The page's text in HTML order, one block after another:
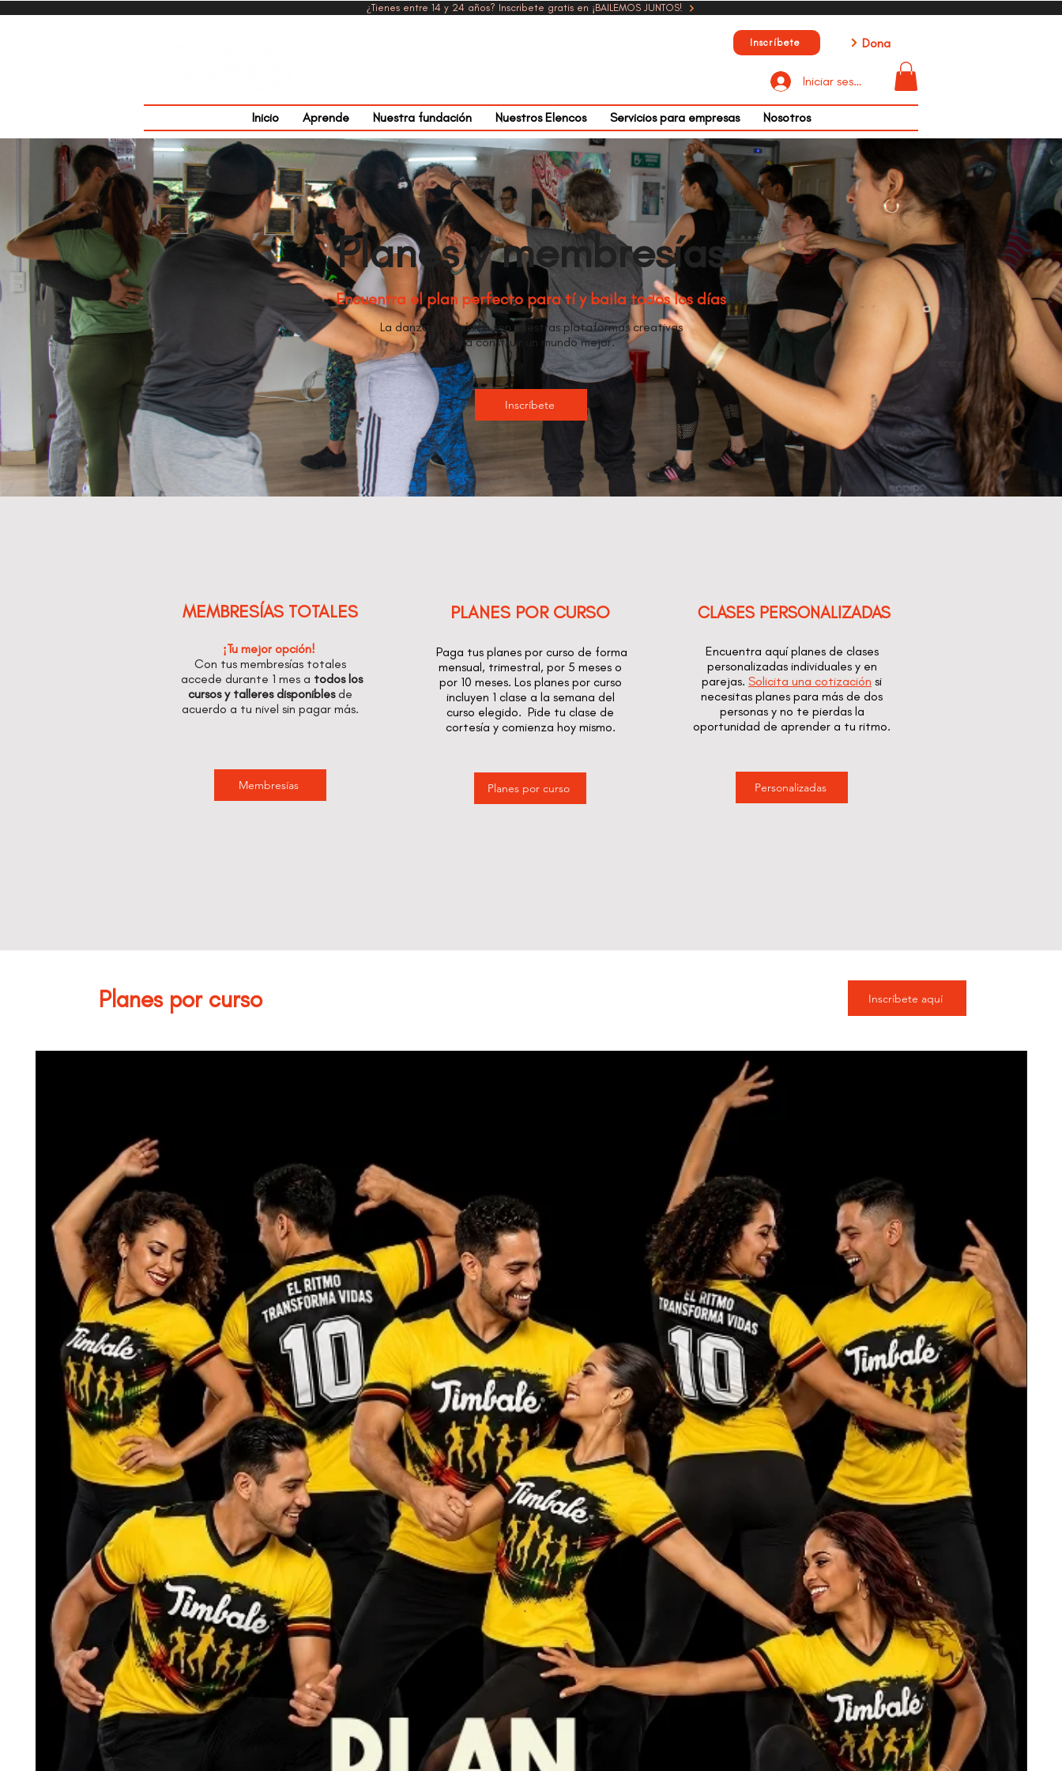
¿Tienes entre 14 y 24 años? Inscribete gratis en ¡BAILEMOS JUNTOS!
Inscríbete Dona
Iniciar sesión
Inicio Aprende Nuestra fundación Nuestros Elencos Servicios para empresas Nosotros
Planes y membresías
Encuentra el plan perfecto para tí y baila todos los días
La danza y la música son nuestras plataformas creativas
para construir un mundo mejor.
Inscríbete
MEMBRESÍAS TOTALES
¡Tu mejor opción!
Con tus membresías totales
accede durante 1 mes a todos los
cursos y talleres disponiblesde
acuerdo a tu nivel sin pagar más.
Membresías
PLANES POR CURSO
Paga tus planes por curso de forma
mensual, trimestral, por 5 meses o
por 10 meses. Los planes por curso
incluyen 1 clase a la semana del
curso elegido. Pide tu clase de
cortesía y comienza hoy mismo.
Planes por curso
CLASES PERSONALIZADAS
Encuentra aquí planes de clases
personalizadas individuales y en
parejas. Solicita una cotización si
necesitas planes para más de dos
personas y no te pierdas la
oportunidad de aprender a tu ritmo.
Personalizadas
Planes por curso Inscríbete aquí